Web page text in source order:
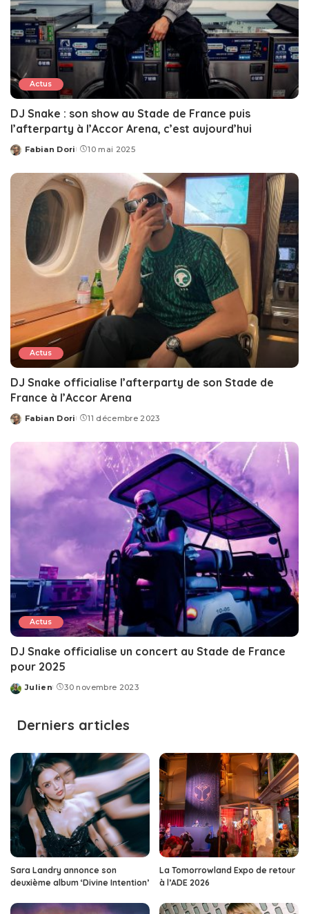
Actus
DJ Snake : son show au Stade de France puis
l’afterparty à l’Accor Arena, c’est aujourd’hui
Posted
Fabian Dori 10 mai 2025
Actus
DJ Snake officialise l’afterparty de son Stade de
France à l’Accor Arena
Posted
Fabian Dori 11 décembre 2023
Actus
DJ Snake officialise un concert au Stade de France
pour 2025
Posted
Julien 30 novembre 2023
Derniers articles
Sara Landry annonce son
deuxième album ‘Divine Intention’
La Tomorrowland Expo de retour
à l’ADE 2026